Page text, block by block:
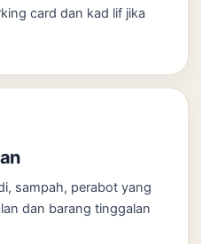
card dan kad lif jika
sampah, perabot yang
dan barang tinggalan